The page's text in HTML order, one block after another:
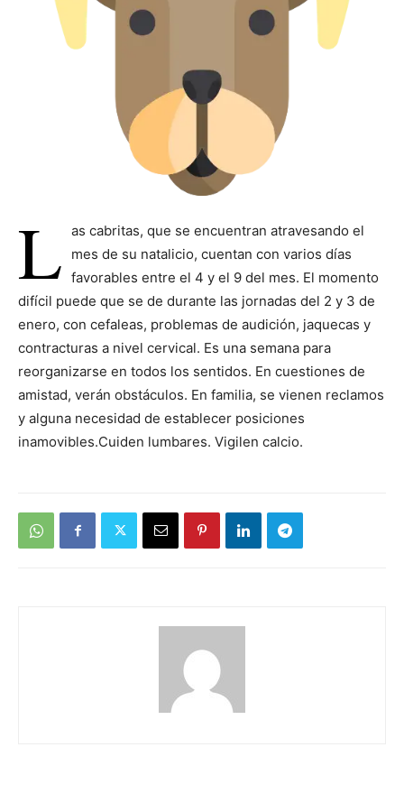
L as cabritas, que se encuentran atravesando el
mes de su natalicio, cuentan con varios días
favorables entre el 4 y el 9 del mes. El momento
difícil puede que se de durante las jornadas del 2 y 3 de
enero, con cefaleas, problemas de audición, jaquecas y
contracturas a nivel cervical. Es una semana para
reorganizarse en todos los sentidos. En cuestiones de
amistad, verán obstáculos. En familia, se vienen reclamos
y alguna necesidad de establecer posiciones
inamovibles.Cuiden lumbares. Vigilen calcio.